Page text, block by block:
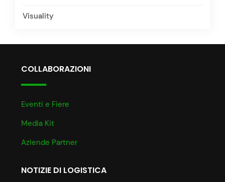
Visuality
COLLABORAZIONI
Eventi e Fiere
Media Kit
Aziende Partner
NOTIZIE DI LOGISTICA